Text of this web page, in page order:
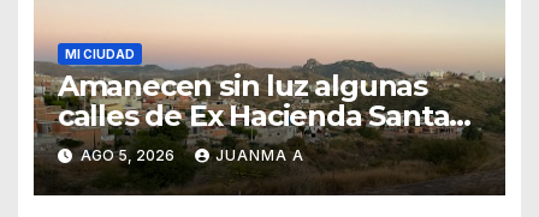
MI CIUDAD
Amanecen sin luz algunas
calles de Ex Hacienda Santa
Teresa
AGO 5, 2026 JUANMA A